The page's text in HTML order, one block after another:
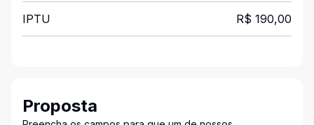
IPTU R$ 190,00
Proposta